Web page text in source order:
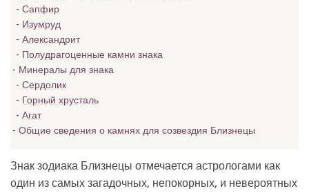
Сапфир
Изумруд
Александрит
Полудрагоценные камни знака
Минералы для знака
Сердолик
Горный хрусталь
Агат
Общие сведения о камнях для созвездия Близнецы
Знак зодиака Близнецы отмечается астрологами как
один из самых загадочных, непокорных, и невероятных